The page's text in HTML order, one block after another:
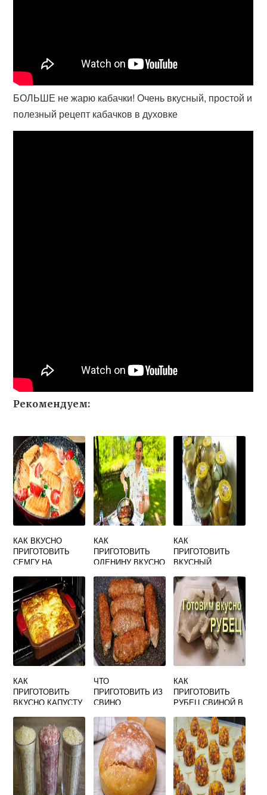
БОЛЬШЕ не жарю кабачки! Очень вкусный, простой и
полезный рецепт кабачков в духовке
Рекомендуем:
КАК ВКУСНО
ПРИГОТОВИТЬ
СЕМГУ НА
ОВОЩАМИ
КАК
ПРИГОТОВИТЬ
ОЛЕНИНУ ВКУСНО
КАК
ПРИГОТОВИТЬ
ВКУСНЫЙ
ИЗ ГРУШ
КАК
ПРИГОТОВИТЬ
ВКУСНО КАПУСТУ
ЧТО
ПРИГОТОВИТЬ ИЗ
СВИНО
ФАРША БЫСТРО
И ВКУСНО
КАК
ПРИГОТОВИТЬ
РУБЕЦ СВИНОЙ В
УСЛОВИЯХ
ВКУСНО И
БЫСТРО